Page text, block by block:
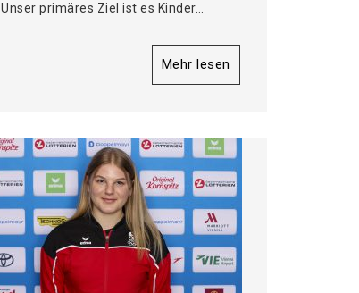
Unser primäres Ziel ist es Kinder…
Mehr lesen